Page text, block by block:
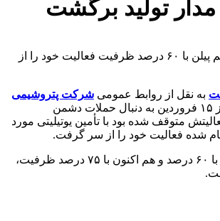
مدار تولید برگشت
شرکت پتروشیمی جم پیلن با ۶۰ درصد ظرفیت فعالیت خود را از
به نقل از روابط عمومی شرکت پتروشیمی
این شرکت که از ۱۵ فروردین به دنبال حملات دشمن
متوقف شده بود با تأمین یوتیلیتی مورد
شده فعالیت خود را از سر گرفت.
جم پیلن از ۲۲ خرداد با ۶۰ درصد و هم اکنون با ۷۵ درصد ظرفیت،